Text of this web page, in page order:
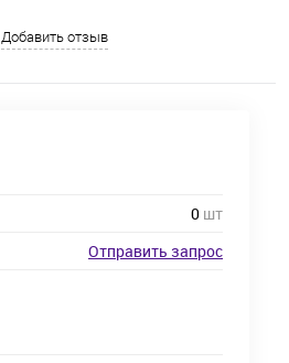
Добавить отзыв
0 шт
Отправить запрос